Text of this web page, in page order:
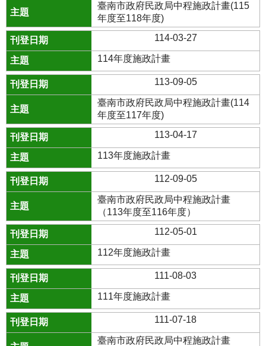
臺南市政府民政局中程施政計畫(115
年度至118年度)
114-03-27
114年度施政計畫
113-09-05
臺南市政府民政局中程施政計畫(114
年度至117年度)
113-04-17
113年度施政計畫
112-09-05
臺南市政府民政局中程施政計畫
（113年度至116年度）
112-05-01
112年度施政計畫
111-08-03
111年度施政計畫
111-07-18
臺南市政府民政局中程施政計畫